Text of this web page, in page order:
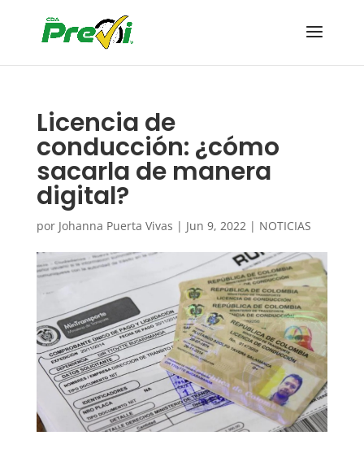
Licencia de
conducción: ¿cómo
sacarla de manera
digital?
por Johanna Puerta Vivas | Jun 9, 2022| NOTICIAS